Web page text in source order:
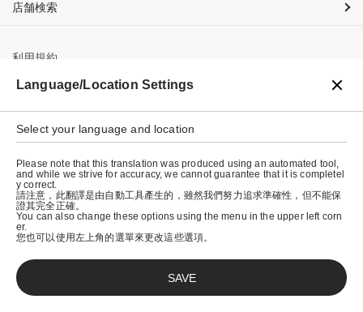
店舗検索
利用規約
プライバシーポリシー
特定商取引法に基づく表示
会社概要
© graniph inc.
Language/Location Settings
Select your language and location
Please note that this translation was produced using an automated tool,
and while we strive for accuracy, we cannot guarantee that it is completel
y correct.
請注意，此翻譯是由自動工具產生的，雖然我們努力追求準確性，但不能保
證其完全正確。
You can also change these options using the menu in the upper left corn
er.
您也可以使用左上角的選單來更改這些選項。
SAVE